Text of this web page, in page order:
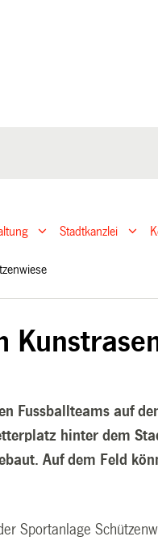
Stadtkanzlei
Fussballteams auf
hinter dem
Auf dem Feld
Sportanlage